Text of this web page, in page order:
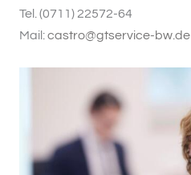
Tel. (0711) 22572-64
Mail:castro@gtservice-bw.de